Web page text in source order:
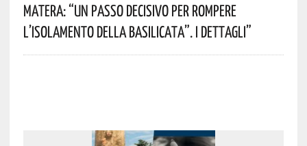
Matera: “Un Passo Decisivo Per Rompere
L’isolamento Della Basilicata”. I Dettagli”